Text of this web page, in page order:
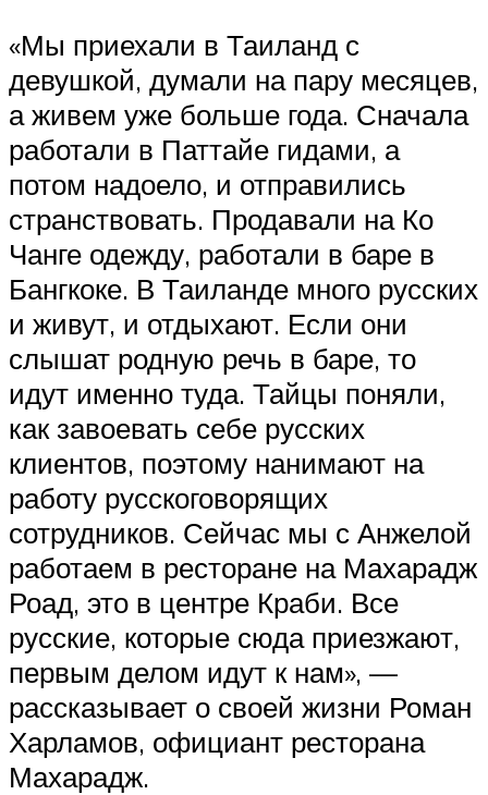
«Мы приехали в Таиланд с
девушкой, думали на пару месяцев,
а живем уже больше года. Сначала
работали в Паттайе гидами, а
потом надоело, и отправились
странствовать. Продавали на Ко
Чанге одежду, работали в баре в
Бангкоке. В Таиланде много русских
и живут, и отдыхают. Если они
слышат родную речь в баре, то
идут именно туда. Тайцы поняли,
как завоевать себе русских
клиентов, поэтому нанимают на
работу русскоговорящих
сотрудников. Сейчас мы с Анжелой
работаем в ресторане на Махарадж
Роад, это в центре Краби. Все
русские, которые сюда приезжают,
первым делом идут к нам», —
рассказывает о своей жизни Роман
Харламов, официант ресторана
Махарадж.